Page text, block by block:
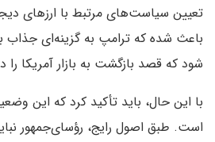
تعیین سیاست‌های مرتبط با ارزهای
باعث شده که ترامپ به گزینه‌ای جذاب
شود که قصد بازگشت به بازار آمریکا را
با این حال، باید تأکید کرد که این
است. طبق اصول رایج، رؤسای‌جمهور